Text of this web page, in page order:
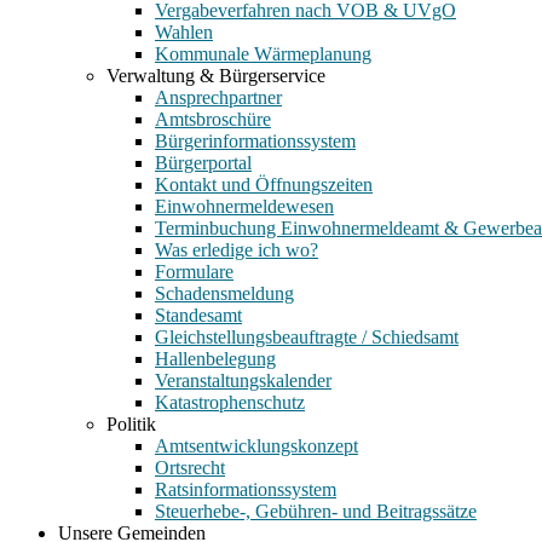
Vergabeverfahren nach VOB & UVgO
Wahlen
Kommunale Wärmeplanung
Verwaltung & Bürgerservice
Ansprechpartner
Amtsbroschüre
Bürgerinformationssystem
Bürgerportal
Kontakt und Öffnungszeiten
Einwohnermeldewesen
Terminbuchung Einwohnermeldeamt &
Was erledige ich wo?
Formulare
Schadensmeldung
Standesamt
Gleichstellungsbeauftragte / Schiedsamt
Hallenbelegung
Veranstaltungskalender
Katastrophenschutz
Politik
Amtsentwicklungskonzept
Ortsrecht
Ratsinformationssystem
Steuerhebe-, Gebühren- und Beitragssätze
Unsere Gemeinden